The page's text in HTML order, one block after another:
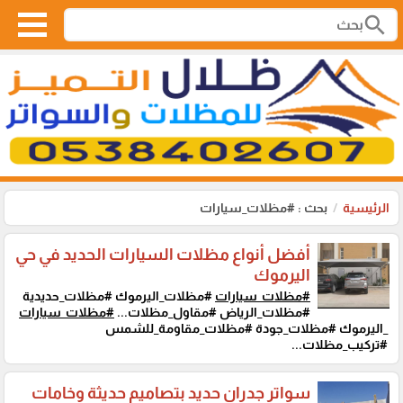
search
الرئيسية بحث : #مظلات_سيارات
أفضل أنواع مظلات السيارات الحديد في حي
اليرموك
#مظلات_سيارات #مظلات_اليرموك #مظلات_حديدية
#مظلات_الرياض #مقاول_مظلات... #مظلات_سيارات
_اليرموك #مظلات_جودة #مظلات_مقاومة_للشمس
#تركيب_مظلات...
سواتر جدران حديد بتصاميم حديثة وخامات